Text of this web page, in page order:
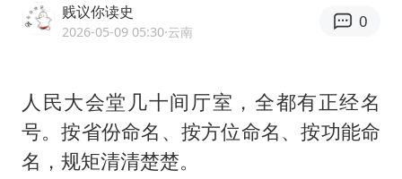
四川宜宾高县4.9级地震致1死
山东一元代青花杯离奇失踪
“新疆阿勒泰八月能滑雪”不实
刘国正说向鹏打得很窝囊
贱议你读史
2026-05-09 05:30·云南
0
人民大会堂几十间厅室，全都有正经名
号。按省份命名、按方位命名、按功能命
名，规矩清清楚楚。